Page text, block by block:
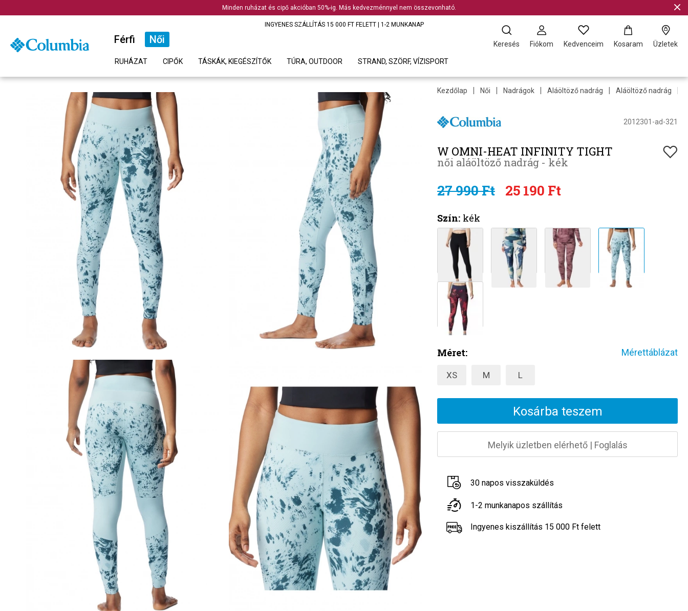
Minden ruházat és cipő akcióban 50%-ig. Más kedvezménnyel nem összevonható.
INGYENES SZÁLLÍTÁS 15 000 FT FELETT | 1-2 MUNKANAP
Férfi Női
RUHÁZAT CIPŐK TÁSKÁK, KIEGÉSZÍTŐK TÚRA, OUTDOOR STRAND, SZÖRF, VÍZISPORT
Keresés Fiókom Kedvenceim Kosaram Üzletek
Kezdőlap | Női | Nadrágok | Aláöltöző nadrág | Aláöltöző nadrág |
2012301-ad-321
W OMNI-HEAT INFINITY TIGHT
női aláöltöző nadrág - kék
27 990 Ft 25 190 Ft
Szín: kék
Méret: Mérettáblázat
XS M L
Kosárba teszem
Melyik üzletben elérhető| Foglalás
30 napos visszaküldés
1-2 munkanapos szállítás
Ingyenes kiszállítás 15 000 Ft felett